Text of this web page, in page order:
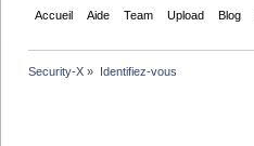
Accueil Aide Team Upload Blog
Security-X » Identifiez-vous